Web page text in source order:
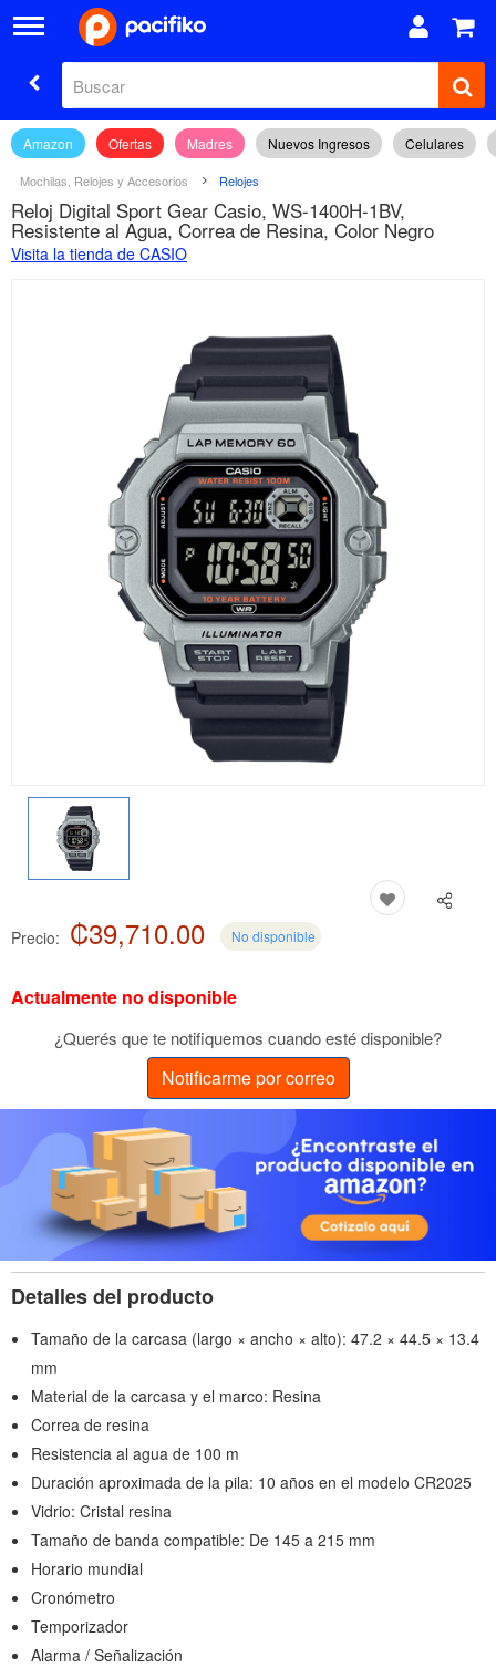
Amazon Ofertas Madres Nuevos Ingresos Celulares
Mochilas, Relojes y Accesorios Relojes
Reloj Digital Sport Gear Casio, WS-1400H-1BV,
Resistente al Agua, Correa de Resina, Color Negro
Visita la tienda de CASIO
Precio: ₡39,710.00 No disponible
Actualmente no disponible
¿Querés que te notifiquemos cuando esté disponible?
Notificarme por correo
Detalles del producto
Tamaño de la carcasa (largo × ancho × alto): 47.2 × 44.5 × 13.4
mm
Material de la carcasa y el marco: Resina
Correa de resina
Resistencia al agua de 100 m
Duración aproximada de la pila: 10 años en el modelo CR2025
Vidrio: Cristal resina
Tamaño de banda compatible: De 145 a 215 mm
Horario mundial
Cronómetro
Temporizador
Alarma / Señalización